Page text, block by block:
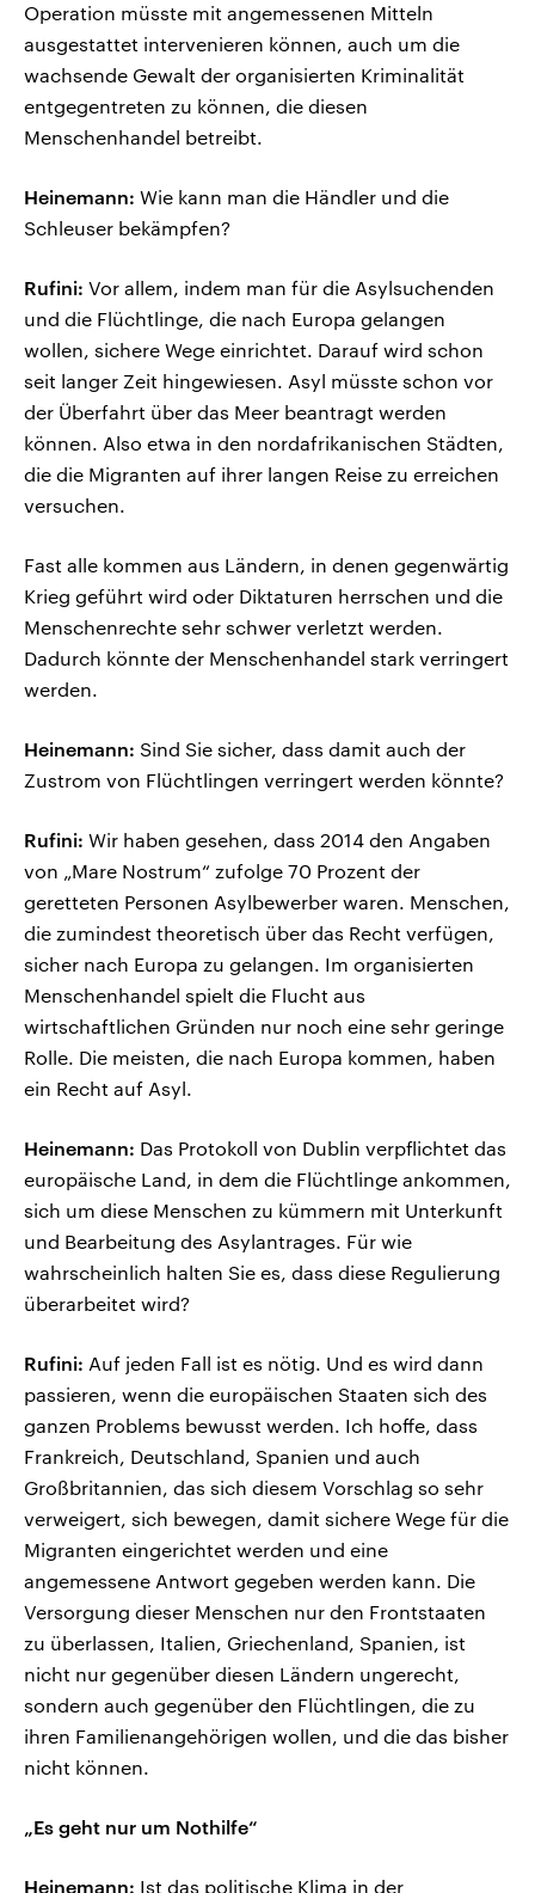
Operation müsste mit angemessenen Mitteln
ausgestattet intervenieren können, auch um die
wachsende Gewalt der organisierten Kriminalität
entgegentreten zu können, die diesen
Menschenhandel betreibt.
Heinemann: Wie kann man die Händler und die
Schleuser bekämpfen?
Rufini: Vor allem, indem man für die Asylsuchenden
und die Flüchtlinge, die nach Europa gelangen
wollen, sichere Wege einrichtet. Darauf wird schon
seit langer Zeit hingewiesen. Asyl müsste schon vor
der Überfahrt über das Meer beantragt werden
können. Also etwa in den nordafrikanischen Städten,
die die Migranten auf ihrer langen Reise zu erreichen
versuchen.
Fast alle kommen aus Ländern, in denen gegenwärtig
Krieg geführt wird oder Diktaturen herrschen und die
Menschenrechte sehr schwer verletzt werden.
Dadurch könnte der Menschenhandel stark verringert
werden.
Heinemann: Sind Sie sicher, dass damit auch der
Zustrom von Flüchtlingen verringert werden könnte?
Rufini: Wir haben gesehen, dass 2014 den Angaben
von „Mare Nostrum“ zufolge 70 Prozent der
geretteten Personen Asylbewerber waren. Menschen,
die zumindest theoretisch über das Recht verfügen,
sicher nach Europa zu gelangen. Im organisierten
Menschenhandel spielt die Flucht aus
wirtschaftlichen Gründen nur noch eine sehr geringe
Rolle. Die meisten, die nach Europa kommen, haben
ein Recht auf Asyl.
Heinemann: Das Protokoll von Dublin verpflichtet das
europäische Land, in dem die Flüchtlinge ankommen,
sich um diese Menschen zu kümmern mit Unterkunft
und Bearbeitung des Asylantrages. Für wie
wahrscheinlich halten Sie es, dass diese Regulierung
überarbeitet wird?
Rufini: Auf jeden Fall ist es nötig. Und es wird dann
passieren, wenn die europäischen Staaten sich des
ganzen Problems bewusst werden. Ich hoffe, dass
Frankreich, Deutschland, Spanien und auch
Großbritannien, das sich diesem Vorschlag so sehr
verweigert, sich bewegen, damit sichere Wege für die
Migranten eingerichtet werden und eine
angemessene Antwort gegeben werden kann. Die
Versorgung dieser Menschen nur den Frontstaaten
zu überlassen, Italien, Griechenland, Spanien, ist
nicht nur gegenüber diesen Ländern ungerecht,
sondern auch gegenüber den Flüchtlingen, die zu
ihren Familienangehörigen wollen, und die das bisher
nicht können.
„Es geht nur um Nothilfe“
Heinemann: Ist das politische Klima in der